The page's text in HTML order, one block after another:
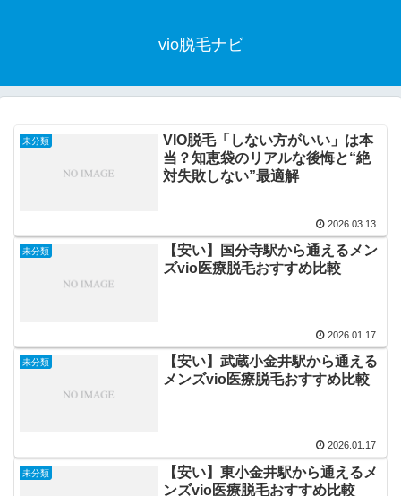
vio脱毛ナビ
未分類
VIO脱毛「しない方がいい」は本
当？知恵袋のリアルな後悔と“絶
対失敗しない”最適解
2026.03.13
未分類
【安い】国分寺駅から通えるメン
ズvio医療脱毛おすすめ比較
2026.01.17
未分類
【安い】武蔵小金井駅から通える
メンズvio医療脱毛おすすめ比較
2026.01.17
未分類
【安い】東小金井駅から通えるメ
ンズvio医療脱毛おすすめ比較